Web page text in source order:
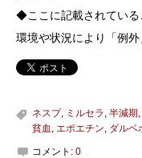
◆ここに記載されている
環境や状況により「例外
ネスプ, ミルセラ , 半減期,
貧血 , エポエチン, ダルベ
コメント: 0